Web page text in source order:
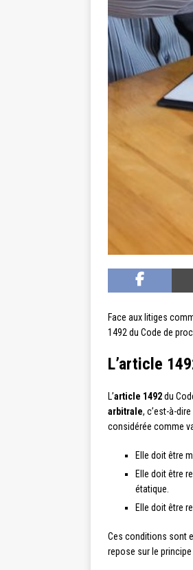
Face aux litiges
1492 du Code de
L’article
L’article 1492du
arbitrale, c’est-à-
considérée comme
Elle doit être
Elle doit être
étatique.
Elle doit être
Ces conditions sont
repose sur le